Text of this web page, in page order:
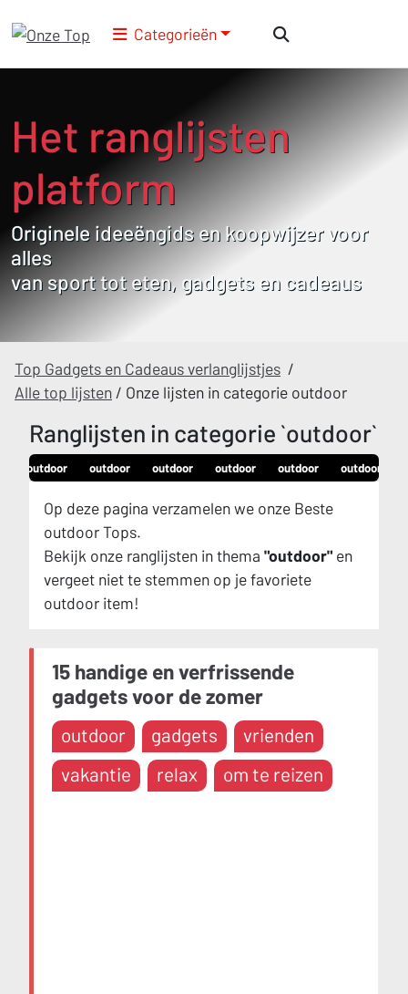
Categorieën
Het ranglijsten
platform
Originele ideeëngids en koopwijzer voor
alles
van sport tot eten, gadgets en cadeaus
Top Gadgets en Cadeaus verlanglijstjes /
Alle top lijsten / Onze lijsten in categorie outdoor
Ranglijsten in categorie `outdoor`
outdoor outdoor outdoor outdoor outdoor outdoor
Op deze pagina verzamelen we onze Beste
outdoor Tops.
Bekijk onze ranglijsten in thema "outdoor" en
vergeet niet te stemmen op je favoriete
outdoor item!
15 handige en verfrissende
gadgets voor de zomer
outdoor gadgets
vrienden
vakantie
relax om te reizen